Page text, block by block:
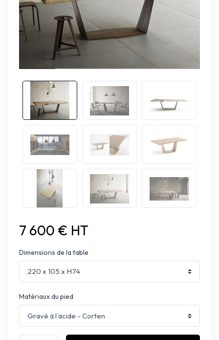
7 600 € HT
Dimensions de la table
Matériaux du pied